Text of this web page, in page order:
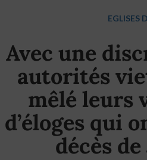
EGLISES
Avec une
autorités
mêlé leurs
d’éloges qui
décès